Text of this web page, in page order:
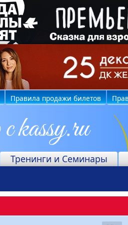
Правила продажи билетов
Тренинги и Семинары